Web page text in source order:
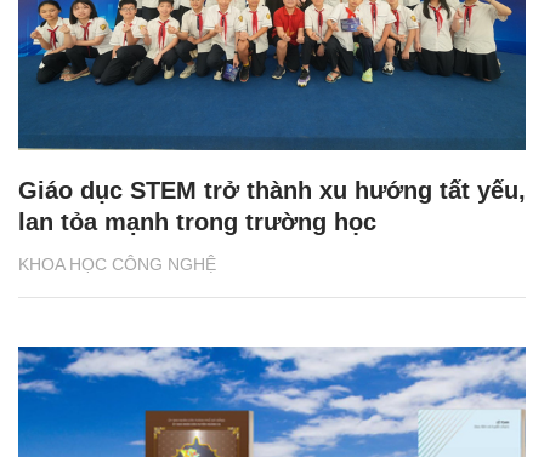
KHOA HỌC CÔNG NGHỆ
Giáo dục STEM trở thành xu hướng tất yếu,
lan tỏa mạnh trong trường học